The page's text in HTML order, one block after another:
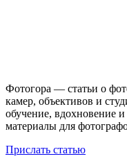
Фотогора — статьи о
камер, объективов и
обучение, вдохновение
материалы для
Прислать статью